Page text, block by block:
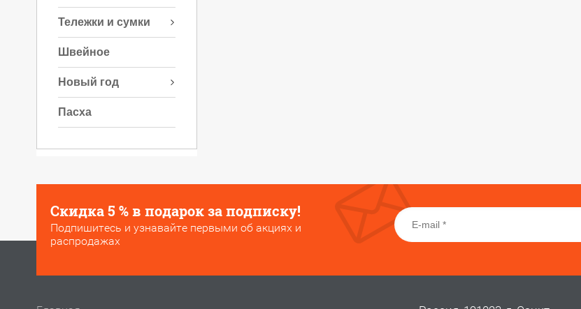
Тележки и сумки
Швейное
Новый год
Пасха
Скидка 5 % в подарок за подписку!
Подпишитесь и узнавайте первыми об акциях и
распродажах